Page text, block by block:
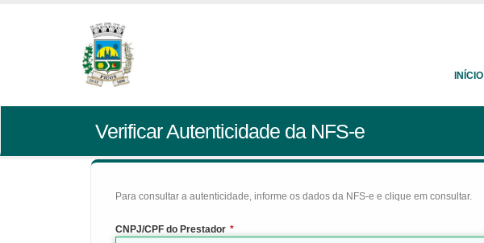
INÍCIO
Verificar Autenticidade da NFS-e
Para consultar a autenticidade, informe os dados da NFS-e e clique em consultar.
CNPJ/CPF do Prestador *